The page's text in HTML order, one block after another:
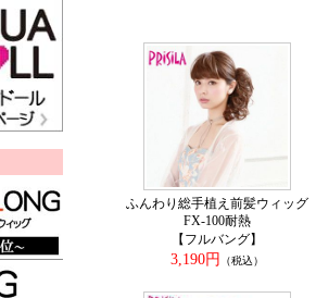
ふんわり総手植え前髪ウィッグ
FX-100耐熱
【フルバング】
3,190円
（税込）